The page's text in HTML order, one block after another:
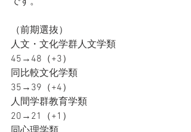
（前期選抜）
人文・文化学群人文学類
45→48（+3）
同比較文化学類
35→39（+4）
人間学群教育学類
20→21（+1）